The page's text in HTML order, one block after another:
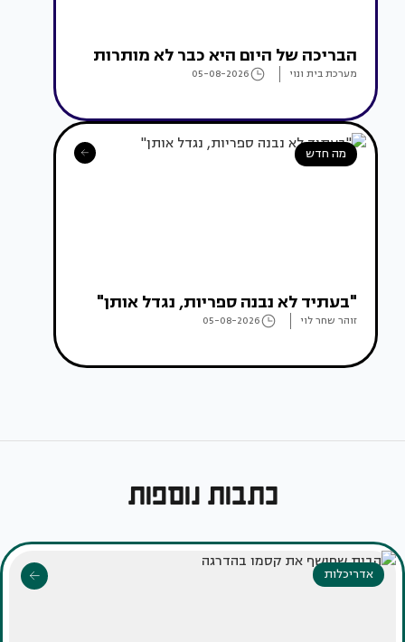
הבריכה של היום היא כבר לא מותרות
מערכת בית ונוי 05-08-2026
מה חדש
"בעתיד לא נבנה ספריות, נגדל אותן"
זוהר שחר לוי 05-08-2026
כתבות נוספות
אדריכלות